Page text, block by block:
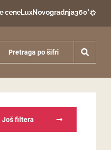
ceneLuxNovogradnja360°
Još filtera